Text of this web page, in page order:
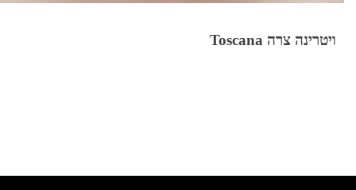
ויטרינה צרה Toscana